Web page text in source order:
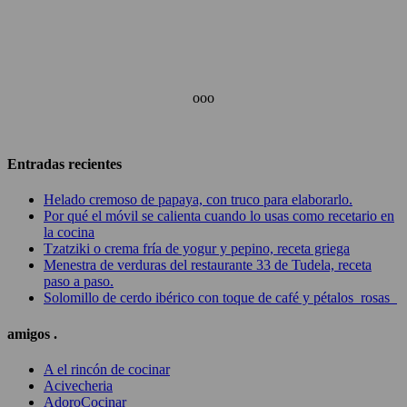
ooo
Entradas recientes
Helado cremoso de papaya, con truco para elaborarlo.
Por qué el móvil se calienta cuando lo usas como recetario en
la cocina
Tzatziki o crema fría de yogur y pepino, receta griega
Menestra de verduras del restaurante 33 de Tudela, receta
paso a paso.
Solomillo de cerdo ibérico con toque de café y pétalos rosas
amigos .
A el rincón de cocinar
Acivecheria
AdoroCocinar